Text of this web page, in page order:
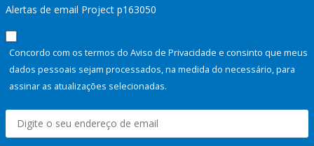
Alertas de email Project p163050
Concordo com os termos do Aviso de Privacidade e consinto que meus
dados pessoais sejam processados, na medida do necessário, para
assinar as atualizações selecionadas.